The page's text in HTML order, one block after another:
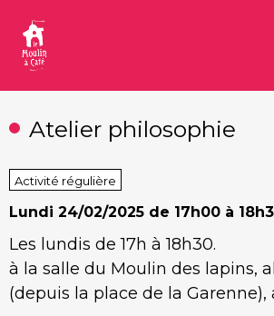
contenu
Atelier philosophie
Activité régulière
Lundi 24/02/2025 de 17h00 à
Les lundis de 17h à 18h30.
à la salle du Moulin des lapins,
(depuis la place de la Garenne),